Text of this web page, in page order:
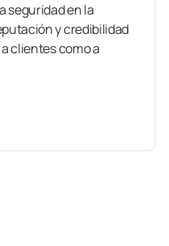
seguridad en la
y credibilidad
clientes como a